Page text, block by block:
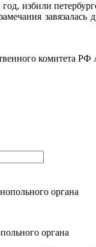
избили
комитета
органа